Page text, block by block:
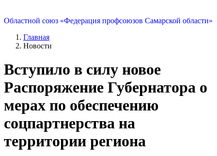
Областной союз «Федерация профсоюзов Самарской области»
Главная
Новости
Вступило в силу новое
Распоряжение Губернатора о
мерах по обеспечению
соцпартнерства на
территории региона